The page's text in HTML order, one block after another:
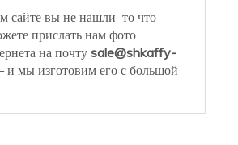
сайте вы не нашли то что
прислать нам фото
на почту sale@shkaffy-
мы изготовим его с большой